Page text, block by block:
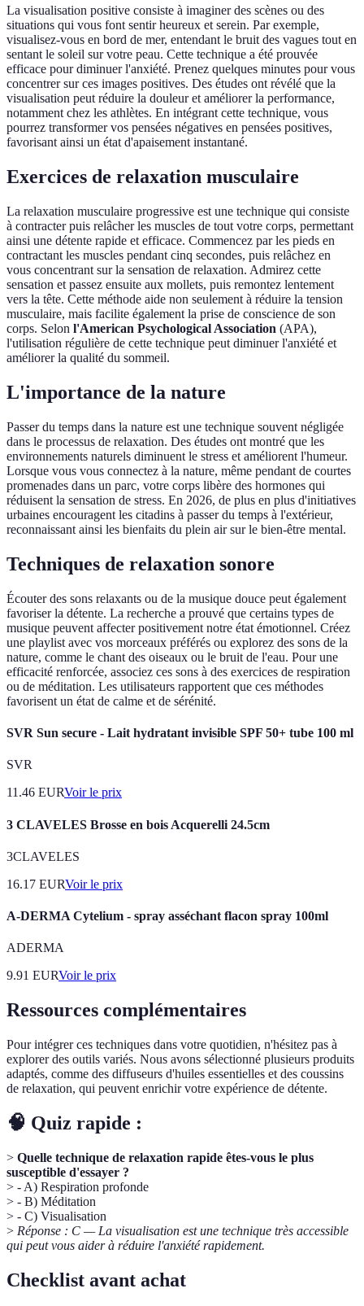
La visualisation positive consiste à imaginer des scènes ou des
situations qui vous font sentir heureux et serein. Par exemple,
visualisez-vous en bord de mer, entendant le bruit des vagues tout en
sentant le soleil sur votre peau. Cette technique a été prouvée
efficace pour diminuer l'anxiété. Prenez quelques minutes pour vous
concentrer sur ces images positives. Des études ont révélé que la
visualisation peut réduire la douleur et améliorer la performance,
notamment chez les athlètes. En intégrant cette technique, vous
pourrez transformer vos pensées négatives en pensées positives,
favorisant ainsi un état d'apaisement instantané.
Exercices de relaxation musculaire
La relaxation musculaire progressive est une technique qui consiste
à contracter puis relâcher les muscles de tout votre corps, permettant
ainsi une détente rapide et efficace. Commencez par les pieds en
contractant les muscles pendant cinq secondes, puis relâchez en
vous concentrant sur la sensation de relaxation. Admirez cette
sensation et passez ensuite aux mollets, puis remontez lentement
vers la tête. Cette méthode aide non seulement à réduire la tension
musculaire, mais facilite également la prise de conscience de son
corps. Selon l'American Psychological Association (APA),
l'utilisation régulière de cette technique peut diminuer l'anxiété et
améliorer la qualité du sommeil.
L'importance de la nature
Passer du temps dans la nature est une technique souvent négligée
dans le processus de relaxation. Des études ont montré que les
environnements naturels diminuent le stress et améliorent l'humeur.
Lorsque vous vous connectez à la nature, même pendant de courtes
promenades dans un parc, votre corps libère des hormones qui
réduisent la sensation de stress. En 2026, de plus en plus d'initiatives
urbaines encouragent les citadins à passer du temps à l'extérieur,
reconnaissant ainsi les bienfaits du plein air sur le bien-être mental.
Techniques de relaxation sonore
Écouter des sons relaxants ou de la musique douce peut également
favoriser la détente. La recherche a prouvé que certains types de
musique peuvent affecter positivement notre état émotionnel. Créez
une playlist avec vos morceaux préférés ou explorez des sons de la
nature, comme le chant des oiseaux ou le bruit de l'eau. Pour une
efficacité renforcée, associez ces sons à des exercices de respiration
ou de méditation. Les utilisateurs rapportent que ces méthodes
favorisent un état de calme et de sérénité.
SVR Sun secure - Lait hydratant invisible SPF 50+ tube 100 ml
SVR
11.46 EURVoir le prix
3 CLAVELES Brosse en bois Acquerelli 24.5cm
3CLAVELES
16.17 EURVoir le prix
A-DERMA Cytelium - spray asséchant flacon spray 100ml
ADERMA
9.91 EURVoir le prix
Ressources complémentaires
Pour intégrer ces techniques dans votre quotidien, n'hésitez pas à
explorer des outils variés. Nous avons sélectionné plusieurs produits
adaptés, comme des diffuseurs d'huiles essentielles et des coussins
de relaxation, qui peuvent enrichir votre expérience de détente.
🧠 Quiz rapide :
> Quelle technique de relaxation rapide êtes-vous le plus
susceptible d'essayer ?
> - A) Respiration profonde
> - B) Méditation
> - C) Visualisation
> Réponse : C — La visualisation est une technique très accessible
qui peut vous aider à réduire l'anxiété rapidement.
Checklist avant achat